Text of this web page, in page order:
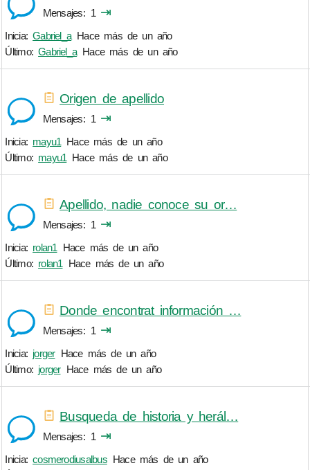
Mensajes 1 ⇥
Inicia:Gabriel_a Hace más de un año
Último:Gabriel_a Hace más de un año
Origen de apellido
Mensajes 1 ⇥
Inicia: mayu1 Hace más de un año
Último: mayu1 Hace más de un año
Apellido, nadie conoce su or…
Mensajes 1 ⇥
Inicia: rolan1 Hace más de un año
Último: rolan1 Hace más de un año
Donde encontrat información …
Mensajes 1 ⇥
Inicia: jorger Hace más de un año
Último: jorger Hace más de un año
Busqueda de historia y herál…
Mensajes 1 ⇥
Inicia:cosmerodiusalbus Hace más de un año